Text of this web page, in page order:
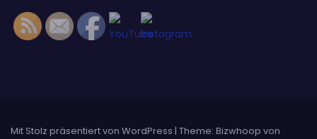
Mit Stolz präsentiert von WordPress | Theme: Bizwhoop von